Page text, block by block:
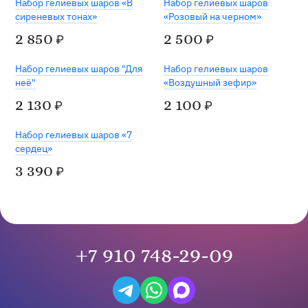
Набор гелиевых шаров «В
сиреневых тонах»
2 850 ₽
Набор гелиевых шаров
«Розовый на черном»
2 500 ₽
Набор гелиевых шаров "Для
неё"
2 130 ₽
Набор гелиевых шаров
«Воздушный зефир»
2 100 ₽
Набор гелиевых шаров «7
сердец»
3 390 ₽
+7 910 748-29-09
Написать в Telegram
Написать на WhatsApp
Написать в Max